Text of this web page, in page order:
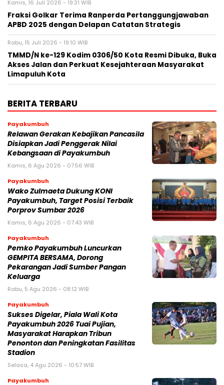
Kamis, 16 Juli 2026 - 19:31 WIB
Fraksi Golkar Terima Ranperda Pertanggungjawaban
APBD 2025 dengan Delapan Catatan Strategis
Rabu, 15 Juli 2026 - 19:10 WIB
TMMD/N ke-129 Kodim 0306/50 Kota Resmi Dibuka, Buka
Akses Jalan dan Perkuat Kesejahteraan Masyarakat
Limapuluh Kota
BERITA TERBARU
Payakumbuh
Relawan Gerakan Kebajikan Pancasila
Disiapkan Jadi Penggerak Nilai
Kebangsaan di Payakumbuh
Kamis, 6 Agu 2026 - 07:56 WIB
Payakumbuh
Wako Zulmaeta Dukung KONI
Payakumbuh, Target Posisi Terbaik
Porprov Sumbar 2026
Kamis, 6 Agu 2026 - 07:43 WIB
Payakumbuh
Pemko Payakumbuh Luncurkan
GEMPITA BERSAMA, Dorong
Pekarangan Jadi Sumber Pangan
Keluarga
Rabu, 5 Agu 2026 - 08:12 WIB
Payakumbuh
Sukses Digelar, Piala Wali Kota
Payakumbuh 2026 Tuai Pujian,
Masyarakat Harapkan Tribun
Penonton dan Peningkatan Fasilitas
Stadion
Selasa, 4 Agu 2026 - 10:57 WIB
Payakumbuh